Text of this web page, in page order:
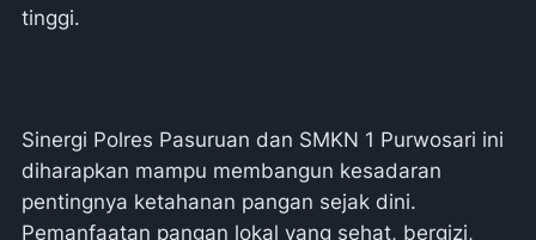
tinggi.
Sinergi Polres Pasuruan dan SMKN 1 Purwosari ini
diharapkan mampu membangun kesadaran
pentingnya ketahanan pangan sejak dini.
Pemanfaatan pangan lokal yang sehat, bergizi,